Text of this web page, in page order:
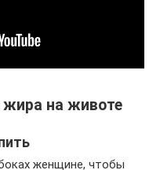
на животе
женщине, чтобы